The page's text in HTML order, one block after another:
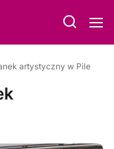
artystyczny w Pile